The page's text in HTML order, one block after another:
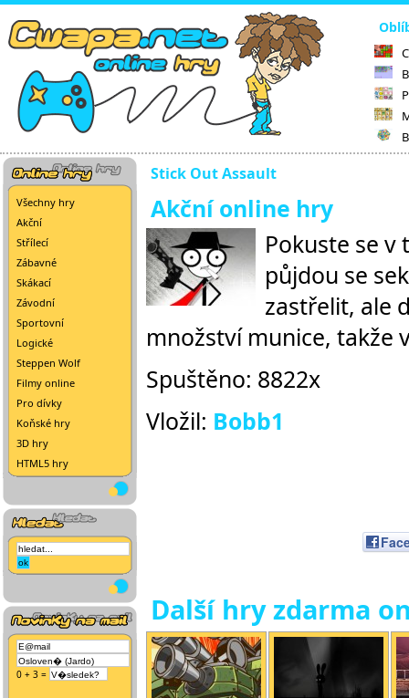
Všechny hry
Akční
Střílecí
Zábavné
Skákací
Závodní
Sportovní
Logické
Steppen Wolf
Filmy online
Pro dívky
Koňské hry
3D hry
HTML5 hry
0 + 3 =
Stick Out Assault
Akční online hry
Pokuste se
půjdou se
zastřelit, ale
množství munice, takže
Spuštěno: 8822x
Vložil: Bobb1
Další hry zdarma